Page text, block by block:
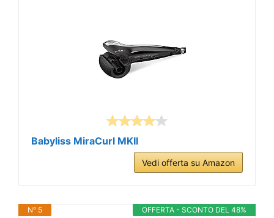
Babyliss MiraCurl MKII
Vedi offerta su Amazon
OFFERTA - SCONTO DEL 48%
N° 5